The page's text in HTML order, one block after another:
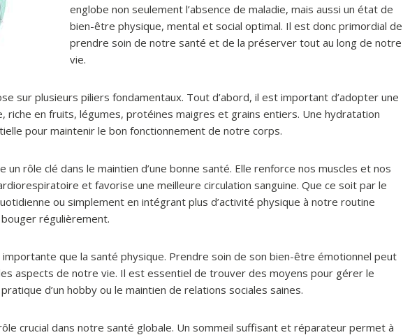
englobe non seulement l’absence de maladie, mais aussi un état de
bien-être physique, mental et social optimal. Il est donc primordial de
prendre soin de notre santé et de la préserver tout au long de notre
vie.
sur plusieurs piliers fondamentaux. Tout d’abord, il est important d’adopter une
riche en fruits, légumes, protéines maigres et grains entiers. Une hydratation
pour maintenir le bon fonctionnement de notre corps.
un rôle clé dans le maintien d’une bonne santé. Elle renforce nos muscles et nos
et favorise une meilleure circulation sanguine. Que ce soit par le
ou simplement en intégrant plus d’activité physique à notre routine
régulièrement.
que la santé physique. Prendre soin de son bien-être émotionnel peut
aspects de notre vie. Il est essentiel de trouver des moyens pour gérer le
d’un hobby ou le maintien de relations sociales saines.
crucial dans notre santé globale. Un sommeil suffisant et réparateur permet à